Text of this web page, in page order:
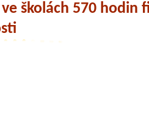
školách 570 hodin